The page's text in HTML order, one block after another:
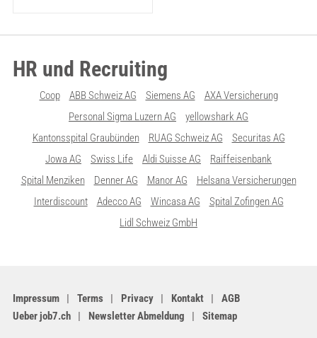
HR und Recruiting
Coop ABB Schweiz AG Siemens AG
AXA Versicherung
Personal Sigma Luzern AG
yellowshark AG
Kantonsspital Graubünden
RUAG Schweiz AG
Securitas AG
Jowa AG
Swiss Life Aldi Suisse AG
Raiffeisenbank
Spital Menziken
Denner AG Manor AG
Helsana Versicherungen
Interdiscount
Adecco AG Wincasa AG
Spital Zofingen AG
Lidl Schweiz GmbH
Impressum Terms Privacy Kontakt
AGB
Ueber job7.ch
Newsletter Abmeldung Sitemap